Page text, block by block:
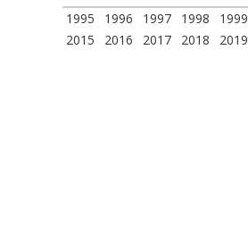
1995 1996 1997 1998 1999
2015
2016 2017 2018 2019